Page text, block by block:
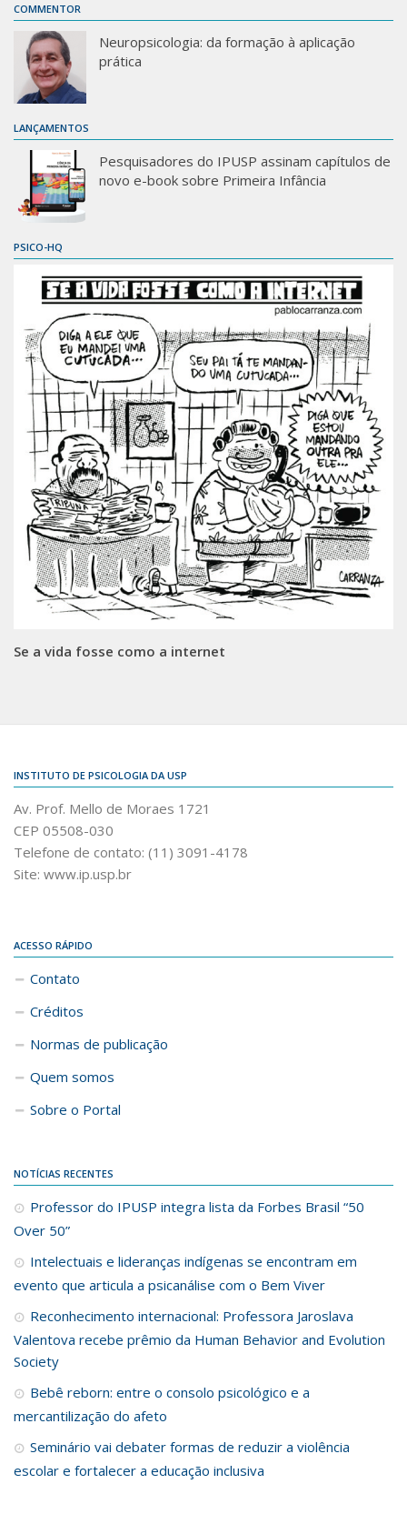
COMMENTOR
Neuropsicologia: da formação à aplicação
prática
LANÇAMENTOS
Pesquisadores do IPUSP assinam capítulos de
novo e-book sobre Primeira Infância
PSICO-HQ
Se a vida fosse como a internet
INSTITUTO DE PSICOLOGIA DA USP
Av. Prof. Mello de Moraes 1721
CEP 05508-030
Telefone de contato: (11) 3091-4178
Site: www.ip.usp.br
ACESSO RÁPIDO
Contato
Créditos
Normas de publicação
Quem somos
Sobre o Portal
NOTÍCIAS RECENTES
Professor do IPUSP integra lista da Forbes Brasil “50
Over 50”
Intelectuais e lideranças indígenas se encontram em
evento que articula a psicanálise com o Bem Viver
Reconhecimento internacional: Professora Jaroslava
Valentova recebe prêmio da Human Behavior and Evolution
Society
Bebê reborn: entre o consolo psicológico e a
mercantilização do afeto
Seminário vai debater formas de reduzir a violência
escolar e fortalecer a educação inclusiva